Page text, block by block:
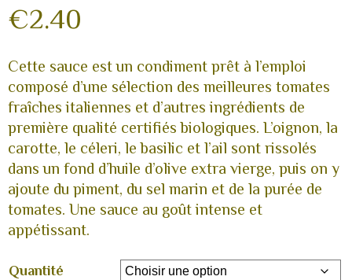
€2.40
Cette sauce est un condiment prêt à l’emploi
composé d’une sélection des meilleures tomates
fraîches italiennes et d’autres ingrédients de
première qualité certifiés biologiques. L’oignon, la
carotte, le céleri, le basilic et l’ail sont rissolés
dans un fond d’huile d’olive extra vierge, puis on y
ajoute du piment, du sel marin et de la purée de
tomates. Une sauce au goût intense et
appétissant.
Quantité